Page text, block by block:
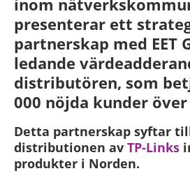
inom
presenterar ett
partnerskap med EET
ledande
distributören, som
000 nöjda kunder
Detta partnerskap syftar
distributionen av TP-Links
produkter i Norden.